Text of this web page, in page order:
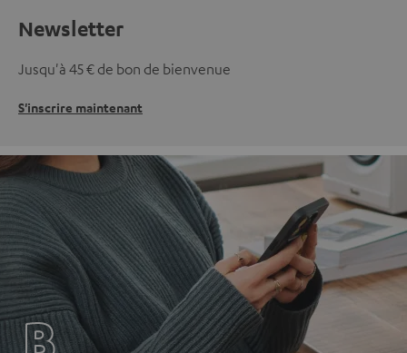
Newsletter
Jusqu'à 45 € de bon de bienvenue
S'inscrire maintenant